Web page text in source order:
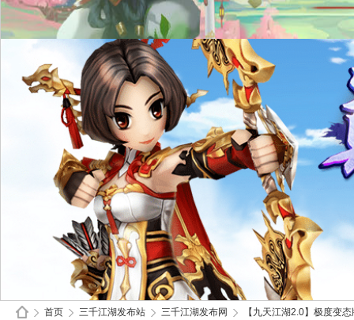
首页 三千江湖发布站 三千江湖发布网 【九天江湖2.0】极度变